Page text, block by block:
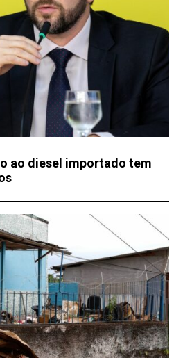
ao diesel importado tem